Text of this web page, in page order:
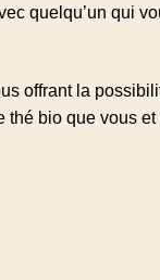
quelqu’un qui
offrant la
thé bio que vous